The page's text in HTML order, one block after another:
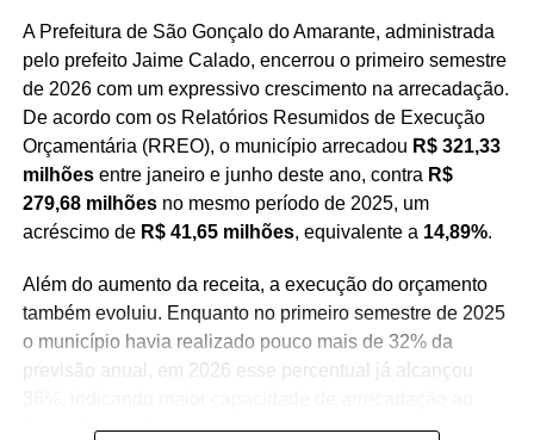
caminhada rumo ao nosso 10º mandato”, afirmou
Nelter.
A Prefeitura de São Gonçalo do Amarante, administrada
pelo prefeito Jaime Calado, encerrou o primeiro semestre
de 2026 com um expressivo crescimento na arrecadação.
De acordo com os Relatórios Resumidos de Execução
Orçamentária (RREO), o município arrecadou R$ 321,33
milhõesentre janeiro e junho deste ano, contra R$
279,68 milhõesno mesmo período de 2025, um
acréscimo de R$ 41,65 milhões, equivalente a 14,89%.
Além do aumento da receita, a execução do orçamento
também evoluiu. Enquanto no primeiro semestre de 2025
o município havia realizado pouco mais de 32% da
previsão anual, em 2026 esse percentual já alcançou
longo do exercício.